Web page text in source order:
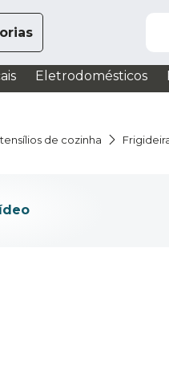
Eletrodomésticos
de cozinha